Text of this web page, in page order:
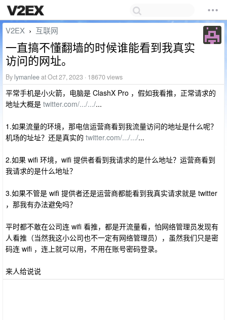
V2EX › 互联网
一直搞不懂翻墙的时候谁能看到我真实
访问的网址。
By lymanleeat Oct 27, 2023 · 18670 views
平常手机是小火箭，电脑是 ClashX Pro ，假如我看推，正常请求的
地址大概是 twitter.com/.../.../...
1.如果流量的环境，那电信运营商看到我流量访问的地址是什么呢？
机场的址址？还是真实的 twitter.com/.../.../...
2.如果 wifi 环境，wifi 提供者看到我请求的是什么地址？运营商看到
我请求的是什么地址？
3.如果不管是 wifi 提供者还是运营商都能看到我真实请求就是 twitter
，那我有办法避免吗？
平时都不敢在公司连 wifi 看推，都是开流量看，怕网络管理员发现有
人看推（当然我这小公司也不一定有网络管理员），虽然我们只是密
码连 wifi ，连上就可以用，不用在账号密码登录。
来人给说说